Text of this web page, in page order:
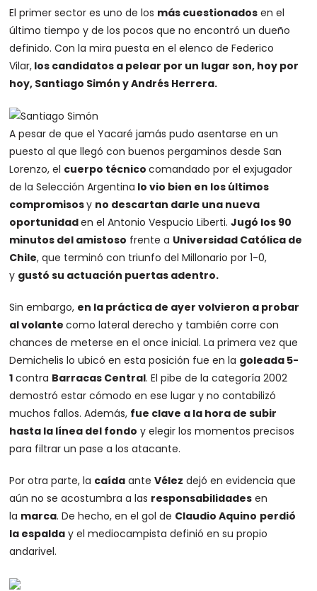
El primer sector es uno de los más cuestionados en el
último tiempo y de los pocos que no encontró un dueño
definido. Con la mira puesta en el elenco de Federico
Vilar, los candidatos a pelear por un lugar son, hoy por
hoy, Santiago Simón y Andrés Herrera.
A pesar de que el Yacaré jamás pudo asentarse en un
puesto al que llegó con buenos pergaminos desde San
Lorenzo, el cuerpo técnicocomandado por el exjugador
de la Selección Argentina lo vio bien en los últimos
compromisosy no descartan darle una nueva
oportunidaden el Antonio Vespucio Liberti.Jugó los 90
minutos del amistoso frente a Universidad Católica de
Chile, que terminó con triunfo del Millonario por 1-0,
y gustó su actuación puertas adentro.
Sin embargo, en la práctica de ayer volvieron a probar
al volantecomo lateral derecho y también corre con
chances de meterse en el once inicial. La primera vez que
Demichelis lo ubicó en esta posición fue en la goleada 5-
1 contra Barracas Central. El pibe de la categoría 2002
demostró estar cómodo en ese lugar y no contabilizó
muchos fallos. Además, fue clave a la hora de subir
hasta la línea del fondo y elegir los momentos precisos
para filtrar un pase a los atacante.
Por otra parte, la caída anteVélez dejó en evidencia que
aún no se acostumbra a las responsabilidades en
la marca. De hecho, en el gol de Claudio Aquino perdió
la espalda y el mediocampista definió en su propio
andarivel.